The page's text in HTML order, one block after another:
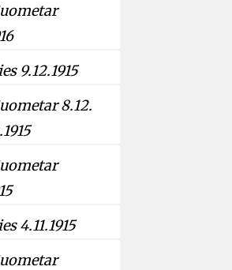
9.12.1915
8.12.
4.11.1915